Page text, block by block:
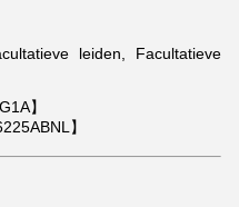
leiden, Facultatieve
】
】